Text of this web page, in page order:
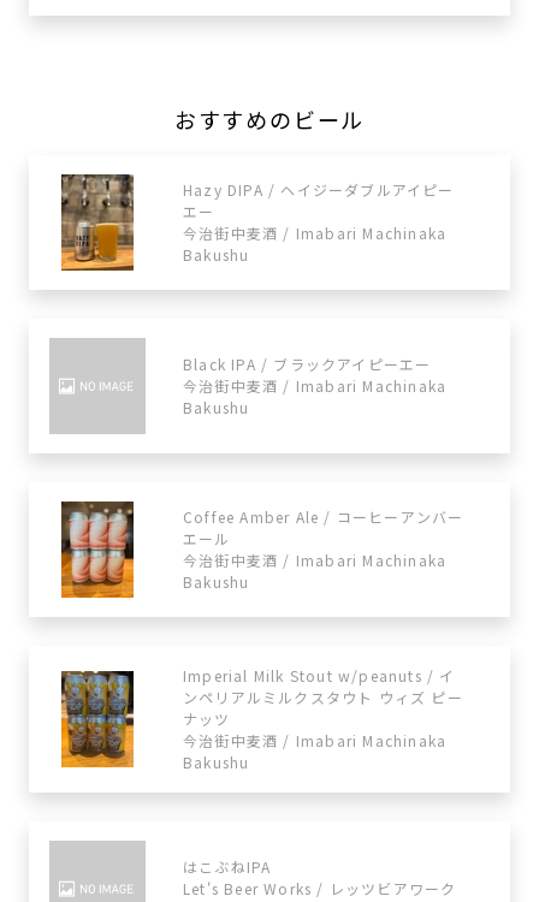
おすすめのビール
Hazy DIPA / ヘイジーダブルアイピー
エー
今治街中麦酒 / Imabari Machinaka
Bakushu
Black IPA / ブラックアイピーエー
今治街中麦酒 / Imabari Machinaka
Bakushu
Coffee Amber Ale / コーヒーアンバー
エール
今治街中麦酒 / Imabari Machinaka
Bakushu
Imperial Milk Stout w/peanuts / イ
ンペリアルミルクスタウト ウィズ ピー
ナッツ
今治街中麦酒 / Imabari Machinaka
Bakushu
はこぶねIPA
Let's Beer Works / レッツビアワーク